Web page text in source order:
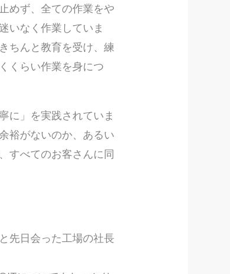
めず、全ての作業をや
いなく作業していま
ちんと教育を受け、練
くらい作業を身につ
に」を実践されていま
裕がないのか、あるい
すべてのお客さんに同
先日会った工場の社長